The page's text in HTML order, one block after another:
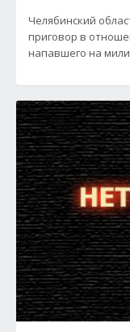
Челябинский
приговор в
напавшего на